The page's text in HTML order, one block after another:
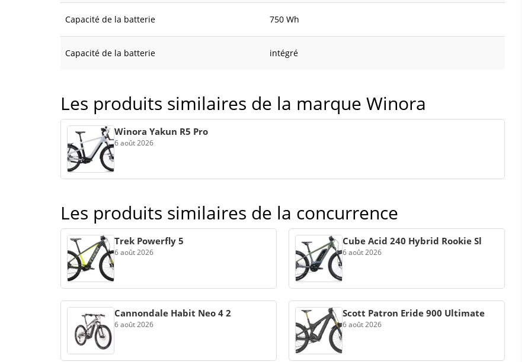
Capacité de la batterie 750 Wh
Capacité de la batterie intégré
Les produits similaires de la marque Winora
Winora Yakun R5 Pro
6 août 2026
Les produits similaires de la concurrence
Trek Powerfly 5
6 août 2026
Cube Acid 240 Hybrid Rookie Sl
6 août 2026
Cannondale Habit Neo 4 2
6 août 2026
Scott Patron Eride 900 Ultimate
6 août 2026